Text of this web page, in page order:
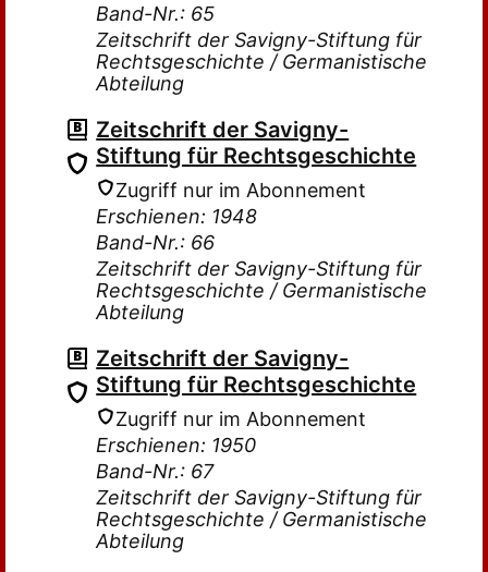
Band-Nr.: 65
Zeitschrift der Savigny-Stiftung für
Rechtsgeschichte / Germanistische
Abteilung
Zeitschrift der Savigny-
Stiftung für Rechtsgeschichte
Zugriff nur im Abonnement
Erschienen: 1948
Band-Nr.: 66
Zeitschrift der Savigny-Stiftung für
Rechtsgeschichte / Germanistische
Abteilung
Zeitschrift der Savigny-
Stiftung für Rechtsgeschichte
Zugriff nur im Abonnement
Erschienen: 1950
Band-Nr.: 67
Zeitschrift der Savigny-Stiftung für
Rechtsgeschichte / Germanistische
Abteilung